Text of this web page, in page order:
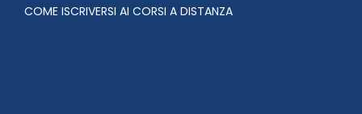
COME ISCRIVERSI AI CORSI A DISTANZA